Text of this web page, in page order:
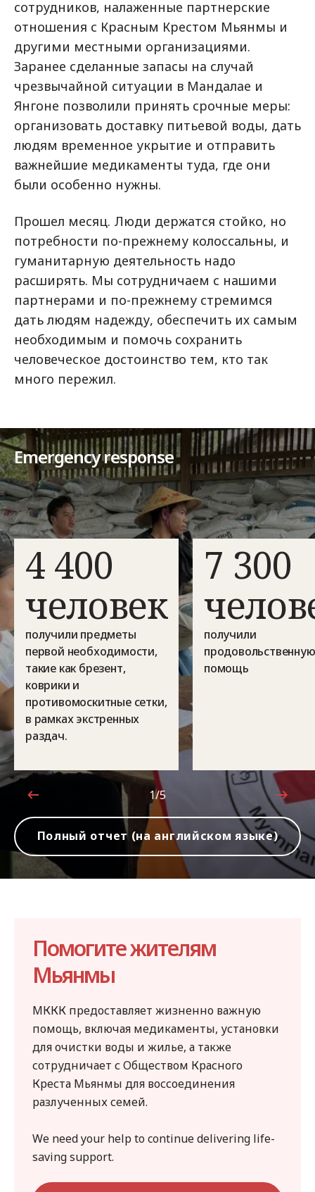
сотрудников, налаженные партнерские
отношения с Красным Крестом Мьянмы и
другими местными организациями.
Заранее сделанные запасы на случай
чрезвычайной ситуации в Мандалае и
Янгоне позволили принять срочные меры:
организовать доставку питьевой воды, дать
людям временное укрытие и отправить
важнейшие медикаменты туда, где они
были особенно нужны.
Прошел месяц. Люди держатся стойко, но
потребности по-прежнему колоссальны, и
гуманитарную деятельность надо
расширять. Мы сотрудничаем с нашими
партнерами и по-прежнему стремимся
дать людям надежду, обеспечить их самым
необходимым и помочь сохранить
человеческое достоинство тем, кто так
много пережил.
Emergency response
4 400
человек
получили предметы
первой необходимости,
такие как брезент,
коврики и
противомоскитные сетки,
в рамках экстренных
раздач.
7 300
получили
продовольственную
помощь
1 из 5
1/5
Полный отчет (на английском языке)
Помогите жителям
Мьянмы
МККК предоставляет жизненно важную
помощь, включая медикаменты, установки
для очистки воды и жилье, а также
сотрудничает с Обществом Красного
Креста Мьянмы для воссоединения
разлученных семей.
We need your help to continue delivering life-
saving support.